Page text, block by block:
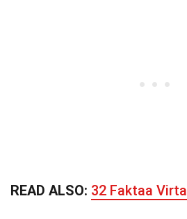
READ ALSO: 32 Faktaa Virta